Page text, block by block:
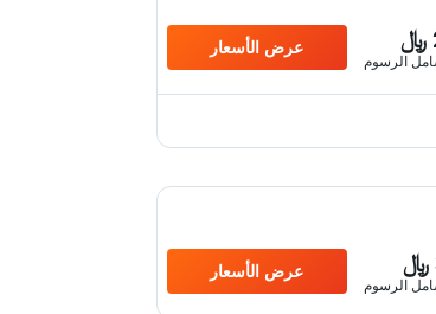
الرسوم
عرض الأسعار
الرسوم
عرض الأسعار